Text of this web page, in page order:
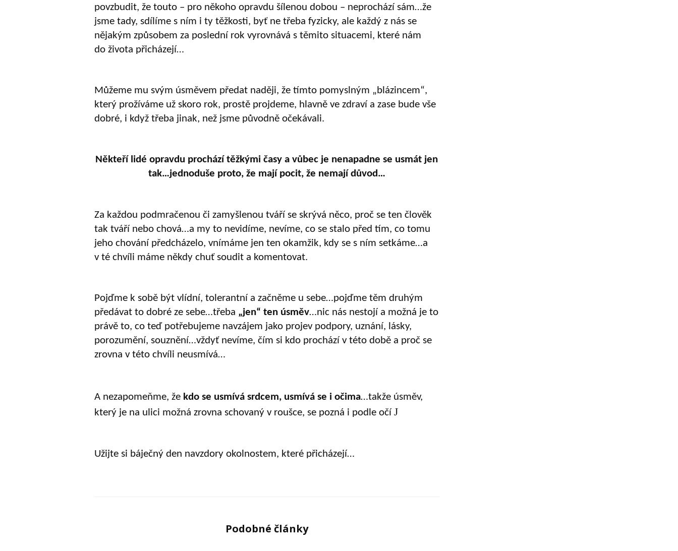
povzbudit, že touto – pro někoho opravdu šílenou dobou – neprochází sám…že
jsme tady, sdílíme s ním i ty těžkosti, byť ne třeba fyzicky, ale každý z nás se
nějakým způsobem za poslední rok vyrovnává s těmito situacemi, které nám
do života přicházejí…
Můžeme mu svým úsměvem předat naději, že tímto pomyslným „bl ázincem“,
který prožíváme už skoro rok, prostě projdeme, hlavně ve zdraví a zase bude vše
dobré, i když třeba jinak, než jsme původně očekávali.
Někteří lidé opravdu prochází těžkými časy a vůbec je nenapadne se usmát jen
tak…jednoduše proto, že mají pocit, že nemají důvod…
Za každou podmračenou či zamyšlenou tváří se skrývá něco, proč se ten člověk
tak tváří nebo chová…a my to nevidíme, nevíme, co se stalo před tím, co tomu
jeho chování předcházelo, vnímáme jen ten okamžik, kdy se s ním setkáme…a
v té chvíli máme někdy chuť soudit a komentovat.
Pojďme k sobě být vlídní, tolerantní a začněme u sebe…pojďme těm druhým
předávat to dobré ze sebe…třeba „jen“ ten úsměv…nic nás nestojí a možná je to
právě to, co teď potřebujeme navzájem jako projev podpory, uznání, lásky,
porozumění, souznění…vždyť nevíme, čím si kdo prochází v této době a proč se
zrovna v této chvíli neusmívá…
A nezapomeňme, že kdo se usmívá srdcem, usmívá se i očima…takže úsměv,
který je na ulici možná zrovna schovaný v roušce, se pozná i podle očí J
Užijte si báječný den navzdory okolnostem, které přicházejí…
Podobné články